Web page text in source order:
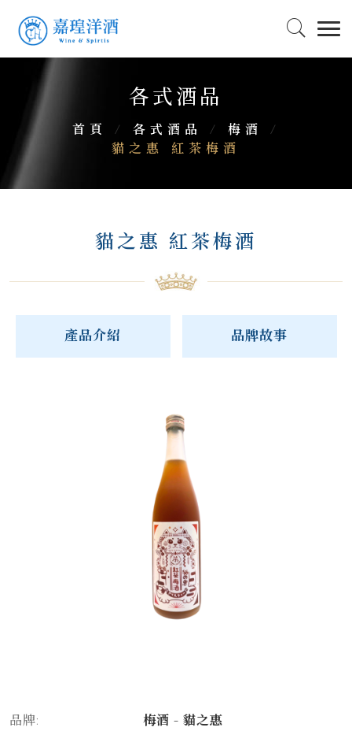
各式酒品
首頁 / 各式酒品 / 梅酒
/
貓之惠 紅茶梅酒
貓之惠 紅茶梅酒
產品介紹 品牌故事
品牌: 梅酒 - 貓之惠